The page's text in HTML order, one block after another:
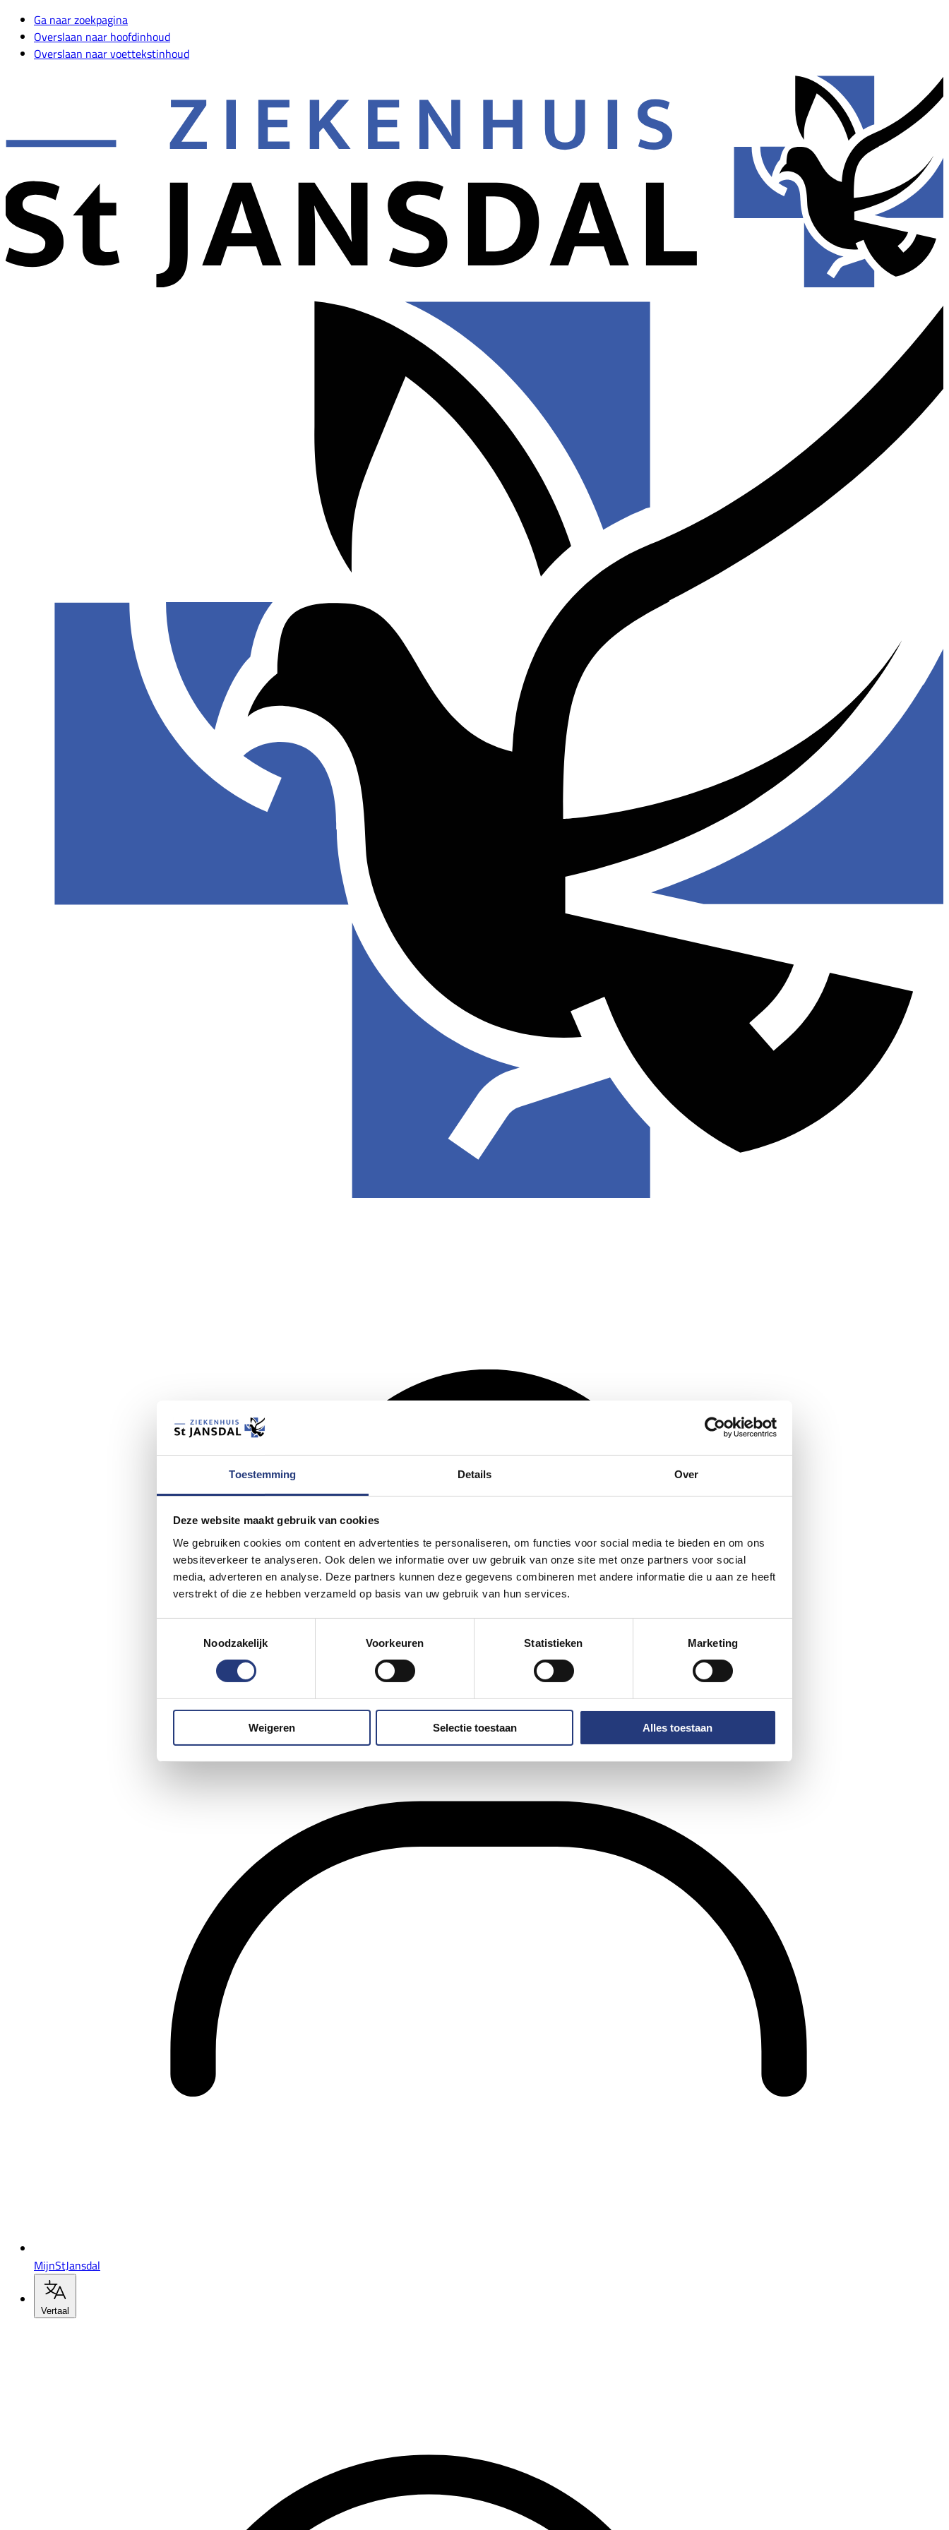
Toestemming Details Over
Deze website maakt gebruik van cookies
We gebruiken cookies om content en advertenties te personaliseren, om functies voor social media te bieden en om ons
websiteverkeer te analyseren. Ook delen we informatie over uw gebruik van onze site met onze partners voor social
media, adverteren en analyse. Deze partners kunnen deze gegevens combineren met andere informatie die u aan ze heeft
verstrekt of die ze hebben verzameld op basis van uw gebruik van hun services.
Noodzakelijk
Voorkeuren Statistieken Marketing
Weigeren Selectie toestaan Alles toestaan
Ga naar zoekpagina
Overslaan naar hoofdinhoud
Overslaan naar voettekstinhoud
MijnStJansdal
Vertaal